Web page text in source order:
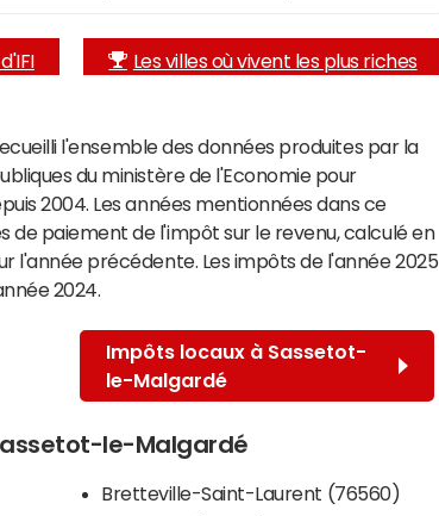
Les villes où vivent les plus riches
l'ensemble des données produites par la
du ministère de l'Economie pour
2004. Les années mentionnées dans ce
de paiement de l'impôt sur le revenu, calculé en
l'année précédente. Les impôts de l'année 2025
2024.
Impôts locaux à Sassetot-
le-Malgardé
le-Malgardé
Bretteville-Saint-Laurent (76560)